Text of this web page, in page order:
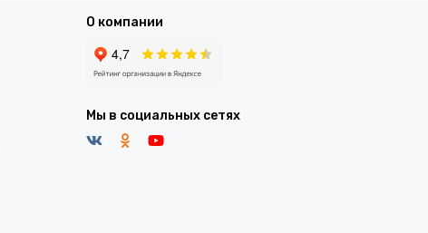
О компании
Мы в социальных сетях